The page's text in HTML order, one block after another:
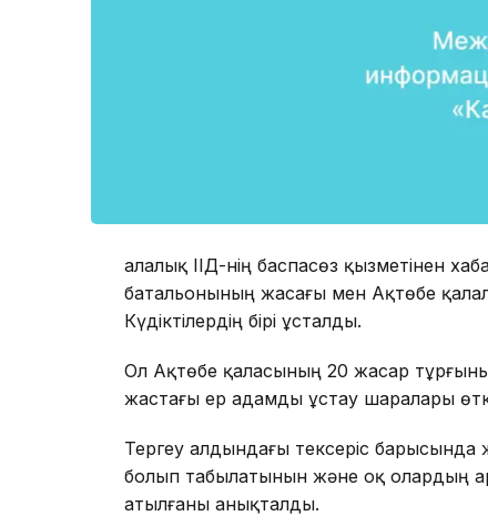
Қалалық ІІД-нің баспасөз қызметінен
батальонының жасағы мен Ақтөбе
Күдіктілердің бірі ұсталды.
Ол Ақтөбе қаласының 20 жасар
жастағы ер адамды ұстау шаралары
Тергеу алдындағы тексеріс барысында
болып табылатынын және оқ олардың
атылғаны анықталды.